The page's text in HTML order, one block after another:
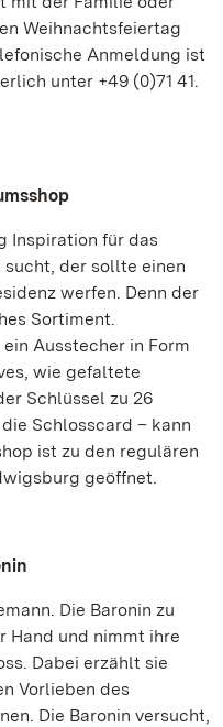
Weihnachtsfeiertag
Anmeldung ist
unter +49 (0)71 41.
Inspiration für das
der sollte einen
werfen. Denn der
Sortiment.
Ausstecher in Form
wie gefaltete
Schlüssel zu 26
Schlosscard – kann
ist zu den regulären
geöffnet.
Die Baronin zu
Hand und nimmt ihre
Dabei erzählt sie
Vorlieben des
Die Baronin versucht,